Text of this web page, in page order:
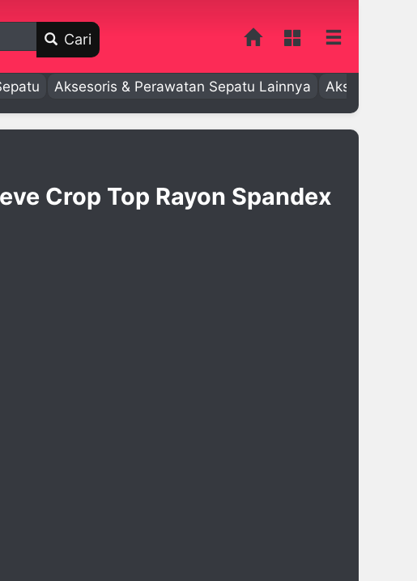
Cari
Aksesoris & Perawatan Sepatu Lainnya Aksesoris
Crop Top Rayon Spandex